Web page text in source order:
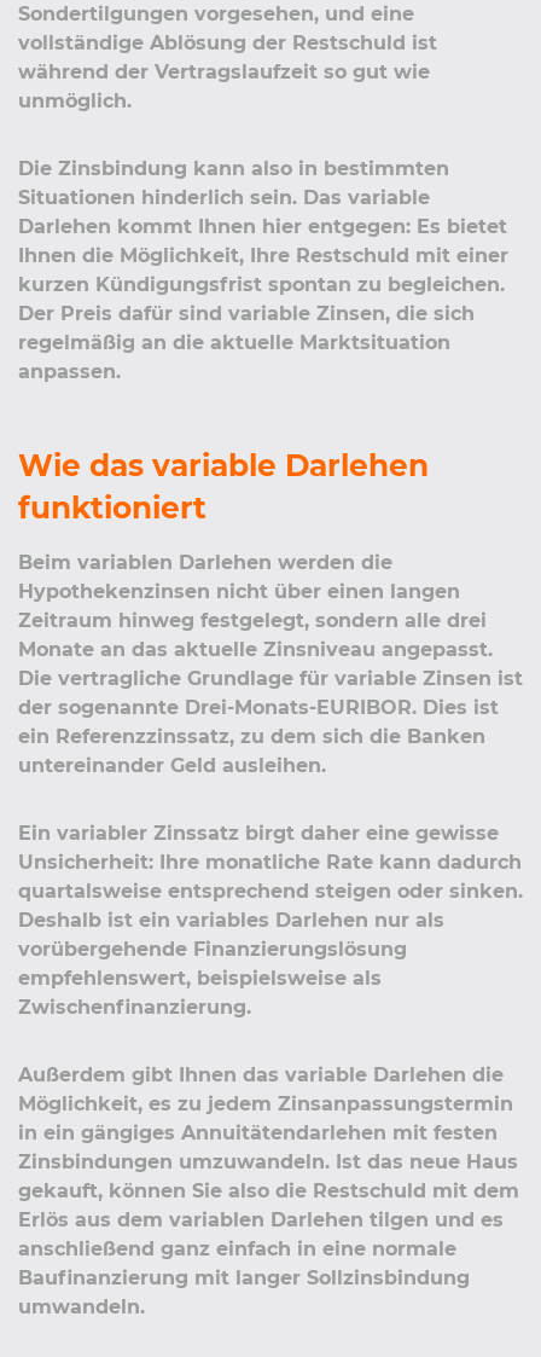
Sondertilgungen vorgesehen, und eine
vollständige Ablösung der Restschuld ist
während der Vertragslaufzeit so gut wie
unmöglich.
Die Zinsbindung kann also in bestimmten
Situationen hinderlich sein. Das variable
Darlehen kommt Ihnen hier entgegen: Es bietet
Ihnen die Möglichkeit, Ihre Restschuld mit einer
kurzen Kündigungsfrist spontan zu begleichen.
Der Preis dafür sind variable Zinsen, die sich
regelmäßig an die aktuelle Marktsituation
anpassen.
Wie das variable Darlehen
funktioniert
Beim variablen Darlehen werden die
Hypothekenzinsen nicht über einen langen
Zeitraum hinweg festgelegt, sondern alle drei
Monate an das aktuelle Zinsniveau angepasst.
Die vertragliche Grundlage für variable Zinsen ist
der sogenannte Drei-Monats-EURIBOR. Dies ist
ein Referenzzinssatz, zu dem sich die Banken
untereinander Geld ausleihen.
Ein variabler Zinssatz birgt daher eine gewisse
Unsicherheit: Ihre monatliche Rate kann dadurch
quartalsweise entsprechend steigen oder sinken.
Deshalb ist ein variables Darlehen nur als
vorübergehende Finanzierungslösung
empfehlenswert, beispielsweise als
Zwischenfinanzierung.
Außerdem gibt Ihnen das variable Darlehen die
Möglichkeit, es zu jedem Zinsanpassungstermin
in ein gängiges Annuitätendarlehen mit festen
Zinsbindungen umzuwandeln. Ist das neue Haus
gekauft, können Sie also die Restschuld mit dem
Erlös aus dem variablen Darlehen tilgen und es
anschließend ganz einfach in eine normale
Baufinanzierung mit langer Sollzinsbindung
umwandeln.